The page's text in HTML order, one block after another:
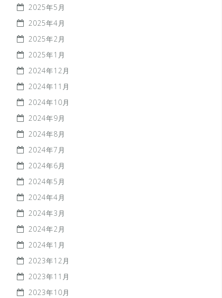
2025年5月
2025年4月
2025年2月
2025年1月
2024年12月
2024年11月
2024年10月
2024年9月
2024年8月
2024年7月
2024年6月
2024年5月
2024年4月
2024年3月
2024年2月
2024年1月
2023年12月
2023年11月
2023年10月